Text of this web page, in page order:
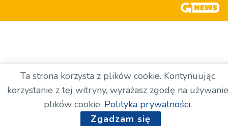
Ta strona korzysta z plików cookie. Kontynuując
korzystanie z tej witryny, wyrażasz zgodę na używanie
plików cookie. Polityka prywatności.
Zgadzam się